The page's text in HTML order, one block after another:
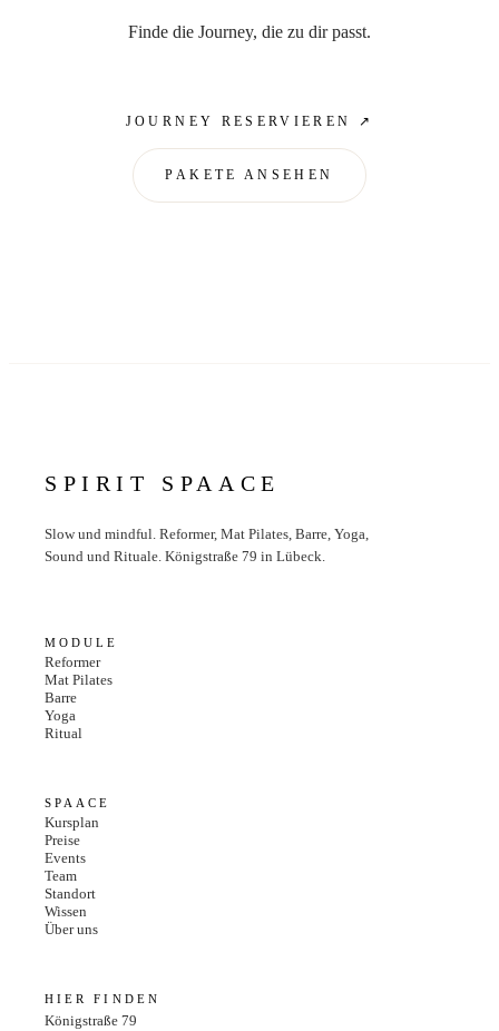
Finde die Journey, die zu dir passt.
JOURNEY RESERVIEREN ↗
PAKETE ANSEHEN
SPIRIT SPAACE
Slow und mindful. Reformer, Mat Pilates, Barre, Yoga,
Sound und Rituale. Königstraße 79 in Lübeck.
MODULE
Reformer
Mat Pilates
Barre
Yoga
Ritual
SPAACE
Kursplan
Preise
Events
Team
Standort
Wissen
Über uns
HIER FINDEN
Königstraße 79